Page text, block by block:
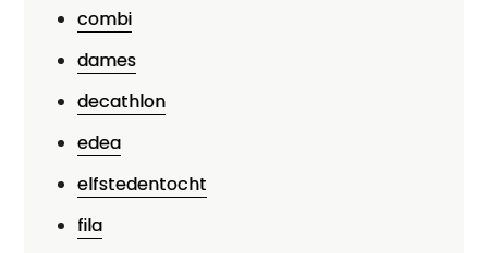
combi
dames
decathlon
edea
elfstedentocht
fila